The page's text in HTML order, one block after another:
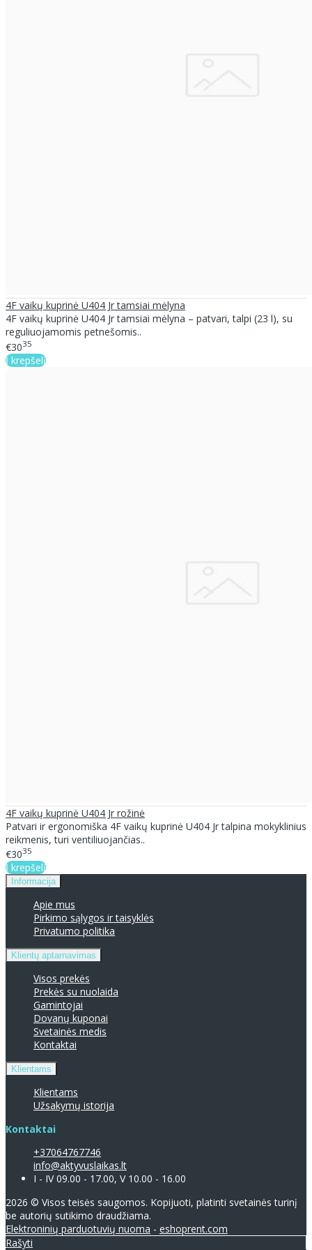
4F vaikų kuprinė U404 Jr tamsiai mėlyna
4F vaikų kuprinė U404 Jr tamsiai mėlyna – patvari, talpi (23 l), su
reguliuojamomis petnešomis..
€3035
Į krepšelį
4F vaikų kuprinė U404 Jr rožinė
Patvari ir ergonomiška 4F vaikų kuprinė U404 Jr talpina mokyklinius
reikmenis, turi ventiliuojančias..
€3035
Į krepšelį
Informacija
Apie mus
Pirkimo sąlygos ir taisyklės
Privatumo politika
Klientų aptarnavimas
Visos prekės
Prekės su nuolaida
Gamintojai
Dovanų kuponai
Svetainės medis
Kontaktai
Klientams
Klientams
Užsakymų istorija
Kontaktai
+37064767746
info@aktyvuslaikas.lt
I - IV 09.00 - 17.00, V 10.00 - 16.00
2026 © Visos teisės saugomos. Kopijuoti, platinti svetainės turinį
be autorių sutikimo draudžiama.
Elektroninių parduotuvių nuoma - eshoprent.com
Rašyti